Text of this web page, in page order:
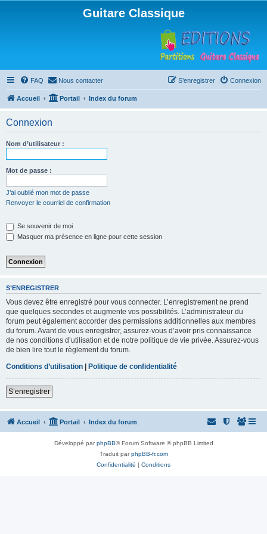
Guitare Classique
FAQ Nous contacter Connexion
S’enregistrer
Accueil Portail Index du forum
Connexion
Nom d’utilisateur :
Mot de passe :
J’ai oublié mon mot de passe
Renvoyer le courriel de confirmation
Se souvenir de moi
Masquer ma présence en ligne pour cette session
S’ENREGISTRER
Vous devez être enregistré pour vous connecter. L’enregistrement ne prend
que quelques secondes et augmente vos possibilités. L’administrateur du
forum peut également accorder des permissions additionnelles aux membres
du forum. Avant de vous enregistrer, assurez-vous d’avoir pris connaissance
de nos conditions d’utilisation et de notre politique de vie privée. Assurez-vous
de bien lire tout le règlement du forum.
Conditions d’utilisation | Politique de confidentialité
S’enregistrer
Accueil Portail Index du forum
Développé parphpBB® Forum Software © phpBB Limited
Traduit parphpBB-fr.com
Confidentialité | Conditions